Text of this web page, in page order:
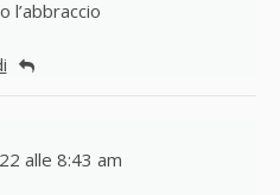
l’abbraccio
alle 8:43 am